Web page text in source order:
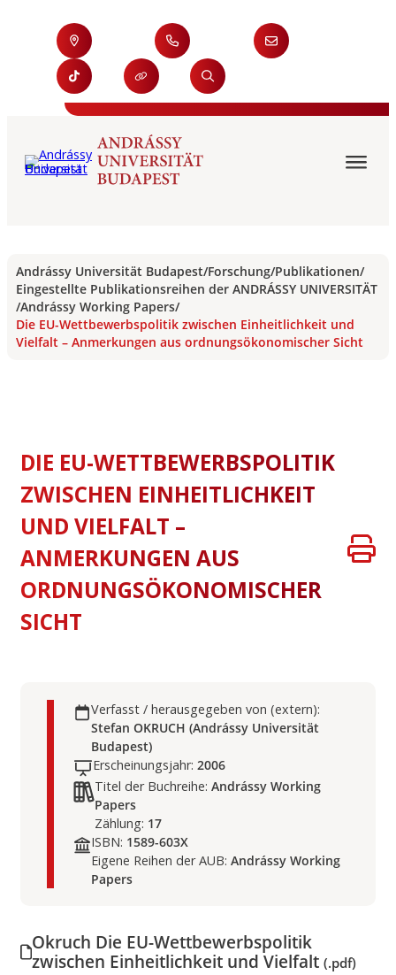
Andrássy Universität Budapest/Forschung/Publikationen/
Eingestellte Publikationsreihen der ANDRÁSSY UNIVERSITÄT
/Andrássy Working Papers/
Die EU-Wettbewerbspolitik zwischen Einheitlichkeit und
Vielfalt – Anmerkungen aus ordnungsökonomischer Sicht
DIE EU-WETTBEWERBSPOLITIK
ZWISCHEN EINHEITLICHKEIT
UND VIELFALT –
ANMERKUNGEN AUS
ORDNUNGSÖKONOMISCHER
SICHT
Verfasst / herausgegeben von (extern):
Stefan OKRUCH (Andrássy Universität
Budapest)
Erscheinungsjahr: 2006
Titel der Buchreihe:Andrássy Working
Papers
Zählung: 17
ISBN: 1589-603X
Eigene Reihen der AUB: Andrássy Working
Papers
Okruch Die EU-Wettbewerbspolitik
zwischen Einheitlichkeit und Vielfalt (.pdf)